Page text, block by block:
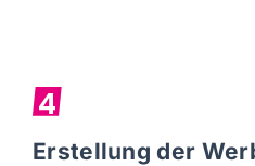
4
Erstellung der